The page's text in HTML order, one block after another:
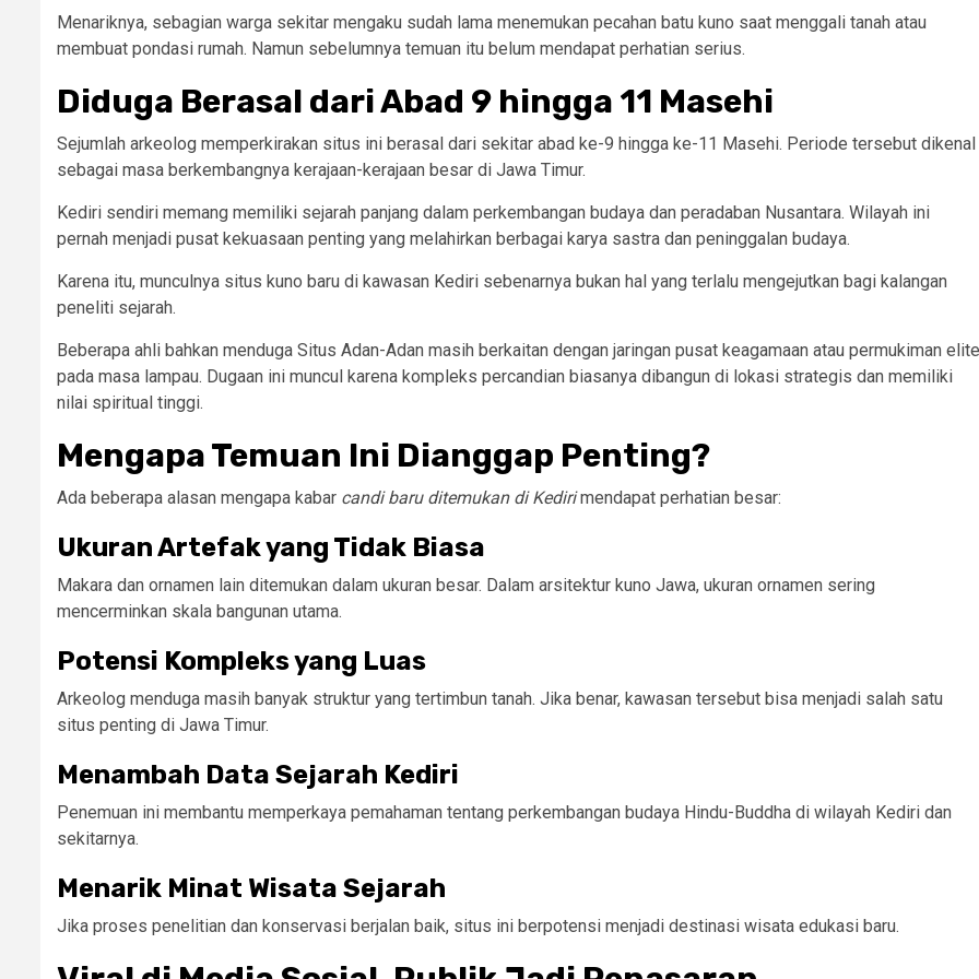
Menariknya, sebagian warga sekitar mengaku sudah lama menemukan pecahan batu kuno saat menggali tanah atau
membuat pondasi rumah. Namun sebelumnya temuan itu belum mendapat perhatian serius.
Diduga Berasal dari Abad 9 hingga 11 Masehi
Sejumlah arkeolog memperkirakan situs ini berasal dari sekitar abad ke-9 hingga ke-11 Masehi. Periode tersebut dikenal
sebagai masa berkembangnya kerajaan-kerajaan besar di Jawa Timur.
Kediri sendiri memang memiliki sejarah panjang dalam perkembangan budaya dan peradaban Nusantara. Wilayah ini
pernah menjadi pusat kekuasaan penting yang melahirkan berbagai karya sastra dan peninggalan budaya.
Karena itu, munculnya situs kuno baru di kawasan Kediri sebenarnya bukan hal yang terlalu mengejutkan bagi kalangan
peneliti sejarah.
Beberapa ahli bahkan menduga Situs Adan-Adan masih berkaitan dengan jaringan pusat keagamaan atau permukiman elite
pada masa lampau. Dugaan ini muncul karena kompleks percandian biasanya dibangun di lokasi strategis dan memiliki
nilai spiritual tinggi.
Mengapa Temuan Ini Dianggap Penting?
Ada beberapa alasan mengapa kabar candi baru ditemukan di Kedirimendapat perhatian besar:
Ukuran Artefak yang Tidak Biasa
Makara dan ornamen lain ditemukan dalam ukuran besar. Dalam arsitektur kuno Jawa, ukuran ornamen sering
mencerminkan skala bangunan utama.
Potensi Kompleks yang Luas
Arkeolog menduga masih banyak struktur yang tertimbun tanah. Jika benar, kawasan tersebut bisa menjadi salah satu
situs penting di Jawa Timur.
Menambah Data Sejarah Kediri
Penemuan ini membantu memperkaya pemahaman tentang perkembangan budaya Hindu-Buddha di wilayah Kediri dan
sekitarnya.
Menarik Minat Wisata Sejarah
Jika proses penelitian dan konservasi berjalan baik, situs ini berpotensi menjadi destinasi wisata edukasi baru.